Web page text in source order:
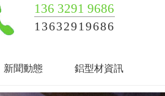
136 3291 9686
13632919686
新聞動態 鋁型材資訊